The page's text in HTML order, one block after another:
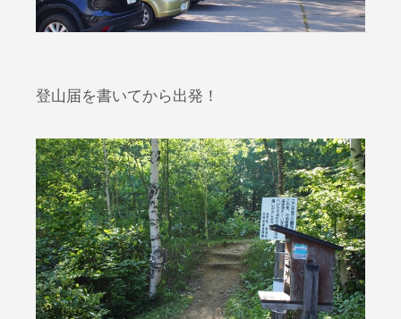
登山届を書いてから出発！